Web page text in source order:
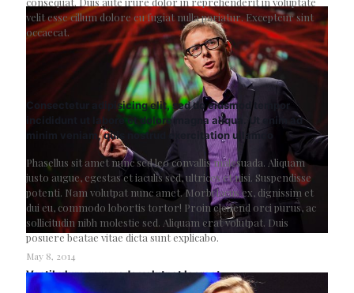
velit esse cillum dolore eu fugiat nulla pariatur. Excepteur sint
occaecat.
Consectetur adipisicing elit, sed do eiusmod tempor
incididunt ut labore et dolore magna aliqua. Ut enim ad
minim veniam, quis nostrud exercitation ullamco
Phasellus sit amet nunc sed leo convallis malesuada. Aliquam
justo augue, egestas et iaculis sed, ultrices et nisi. Suspendisse
potenti. Nam volutpat nunc amet. Morbi lacus ex, dignissim et
dui eu, commodo lobortis tortor! Proin eleifend orci purus, ac
sollicitudin nibh molestie sed. Aliquam erat volutpat. Duis
posuere beatae vitae dicta sunt explicabo.
May 8, 2014
Vestibulum commodo volutpat laoreet